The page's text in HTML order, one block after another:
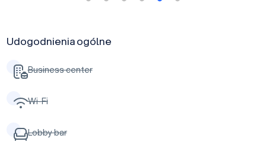
Udogodnienia ogólne
Business center
Wi-Fi
Lobby bar